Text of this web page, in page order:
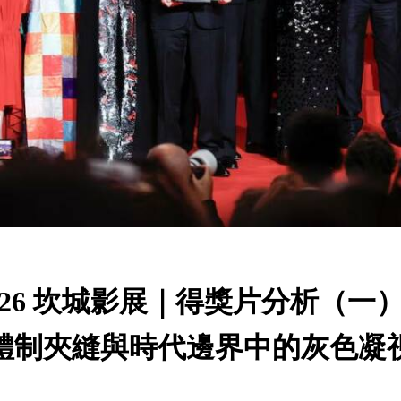
坎城影展｜得獎片分析（一
制夾縫與時代邊界中的灰色凝